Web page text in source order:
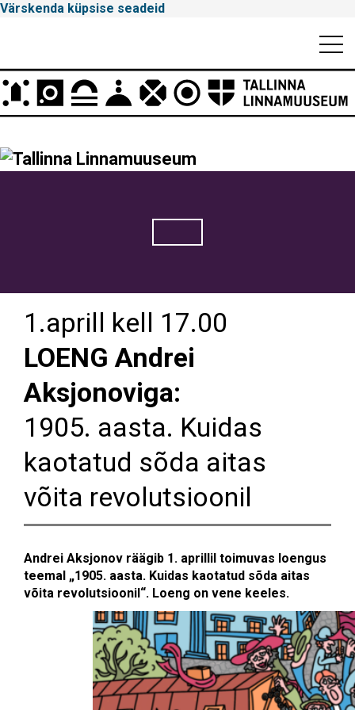
Värskenda küpsise seadeid
Peamenüü
1.aprill kell 17.00
LOENG Andrei
Aksjonoviga:
1905. aasta. Kuidas
kaotatud sõda aitas
võita revolutsioonil
Andrei Aksjonov räägib 1. aprillil toimuvas loengus
teemal „1905. aasta. Kuidas kaotatud sõda aitas
võita revolutsioonil“. Loeng on vene keeles.